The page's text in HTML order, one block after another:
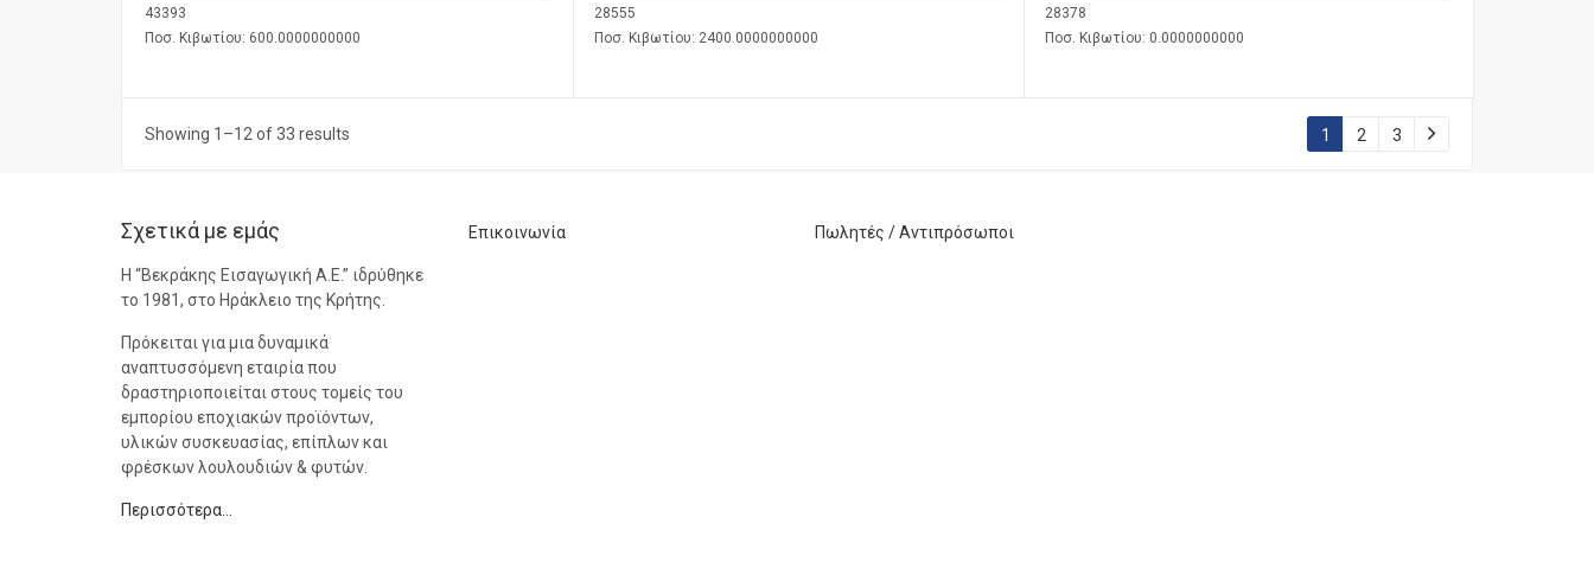
43393
Ποσ. Κιβωτίου: 600.0000000000
28555
Ποσ. Κιβωτίου: 2400.0000000000
28378
Ποσ. Κιβωτίου: 0.0000000000
Showing 1–12 of 33 results 1 2 3
Σχετικά με εμάς
Η “Βεκράκης Εισαγωγική Α.Ε.” ιδρύθηκε
το 1981, στο Ηράκλειο της Κρήτης.
Πρόκειται για μια δυναμικά
αναπτυσσόμενη εταιρία που
δραστηριοποιείται στους τομείς του
εμπορίου εποχιακών προϊόντων,
υλικών συσκευασίας, επίπλων και
φρέσκων λουλουδιών & φυτών.
Περισσότερα…
Επικοινωνία Πωλητές / Αντιπρόσωποι